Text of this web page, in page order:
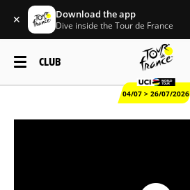
✕ Download the app
Dive inside the Tour de France
CLUB
04/07 > 26/07/2026